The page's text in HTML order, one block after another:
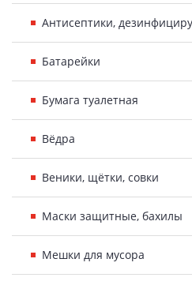
Антисептики,
Батарейки
Бумага туалетная
Вёдра
Веники, щётки, совки
Маски защитные, бахилы
Мешки для мусора